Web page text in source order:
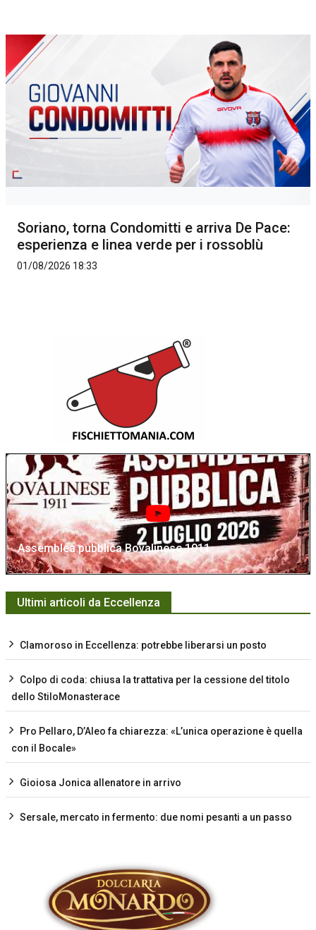
Soriano, torna Condomitti e arriva De Pace:
esperienza e linea verde per i rossoblù
01/08/2026 18:33
Assemblea pubblica Bovalinese 1911
Ultimi articoli da Eccellenza
Clamoroso in Eccellenza: potrebbe liberarsi un posto
Colpo di coda: chiusa la trattativa per la cessione del titolo
dello StiloMonasterace
Pro Pellaro, D’Aleo fa chiarezza: «L’unica operazione è quella
con il Bocale»
Gioiosa Jonica allenatore in arrivo
Sersale, mercato in fermento: due nomi pesanti a un passo